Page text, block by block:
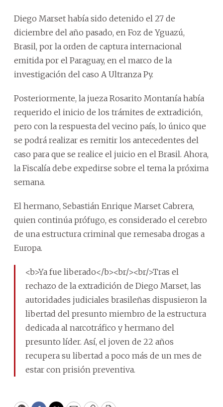
Diego Marset había sido detenido el 27 de
diciembre del año pasado, en Foz de Yguazú,
Brasil, por la orden de captura internacional
emitida por el Paraguay, en el marco de la
investigación del caso A Ultranza Py.
Posteriormente, la jueza Rosarito Montanía había
requerido el inicio de los trámites de extradición,
pero con la respuesta del vecino país, lo único que
se podrá realizar es remitir los antecedentes del
caso para que se realice el juicio en el Brasil. Ahora,
la Fiscalía debe expedirse sobre el tema la próxima
semana.
El hermano, Sebastián Enrique Marset Cabrera,
quien continúa prófugo, es considerado el cerebro
de una estructura criminal que remesaba drogas a
Europa.
<b>Ya fue liberado</b><br/><br/>Tras el
rechazo de la extradición de Diego Marset, las
autoridades judiciales brasileñas dispusieron la
libertad del presunto miembro de la estructura
dedicada al narcotráfico y hermano del
presunto líder. Así, el joven de 22 años
recupera su libertad a poco más de un mes de
estar con prisión preventiva.